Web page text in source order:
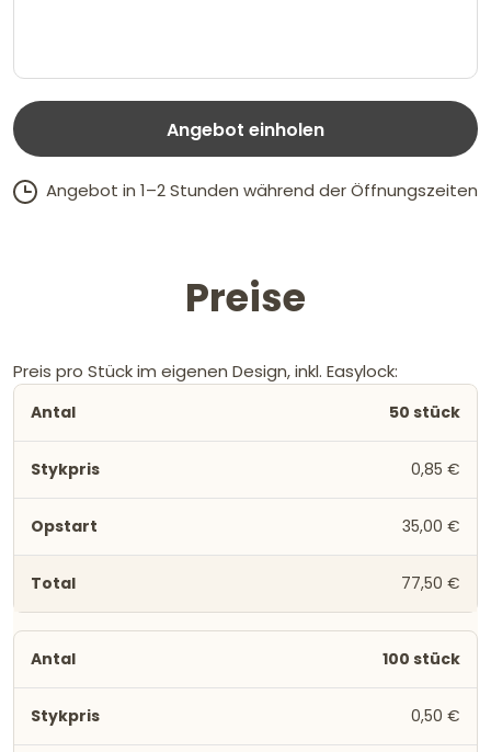
Angebot einholen
Angebot in 1–2 Stunden während der Öffnungszeiten
Preise
Preis pro Stück im eigenen Design, inkl. Easylock:
50 stück
0,85 €
35,00 €
77,50 €
100 stück
0,50 €